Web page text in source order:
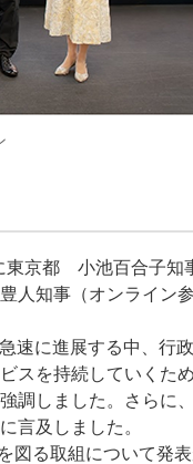
東京都 小池百合子
知事（オンライン
速に進展する中、行
スを持続していくた
調しました。さらに
言及しました。
図る取組について発